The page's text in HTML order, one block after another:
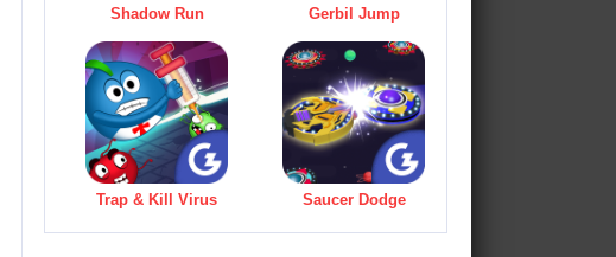
Shadow Run Gerbil Jump
Trap & Kill Virus Saucer Dodge